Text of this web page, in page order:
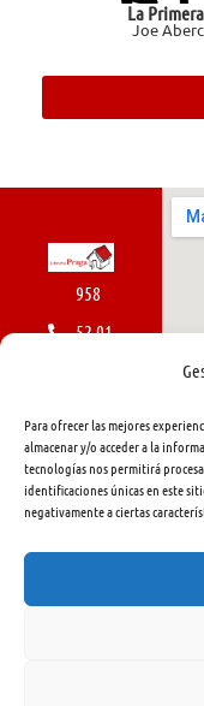
Para ofrecer las mejores
almacenar y/o acceder a la
tecnologías nos permitirá
identificaciones únicas en este
negativamente a ciertas
La
Joe
958
52 01
462
415
Gracia,